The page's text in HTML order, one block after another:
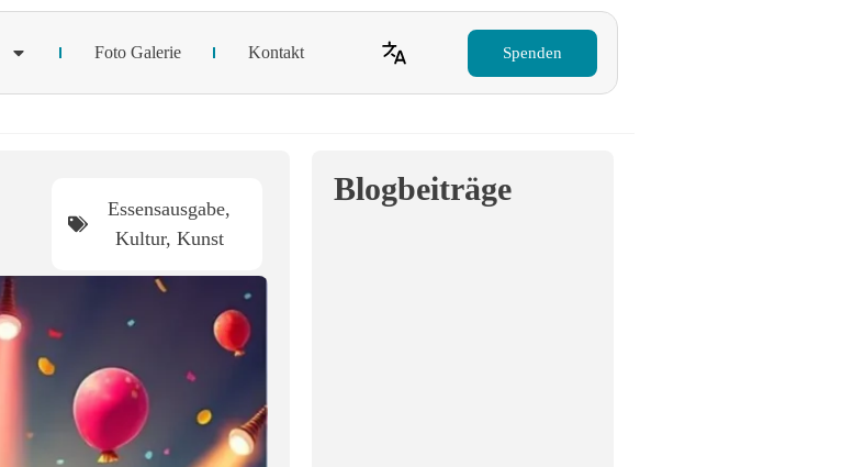
Foto Galerie Kontakt Spenden
Essensausgabe,
Kultur, Kunst
Blogbeiträge